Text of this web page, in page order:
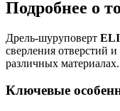
Подробнее о
Дрель-шуруповерт
сверления отверстий
различных материалах.
Ключевые